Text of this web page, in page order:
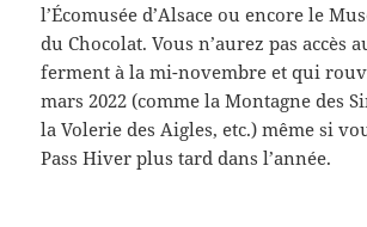
l’Écomusée d’Alsace ou encore le
du Chocolat. Vous n’aurez pas accès
ferment à la mi-novembre et qui
mars 2022 (comme la Montagne des
la Volerie des Aigles, etc.) même si
Pass Hiver plus tard dans l’année.